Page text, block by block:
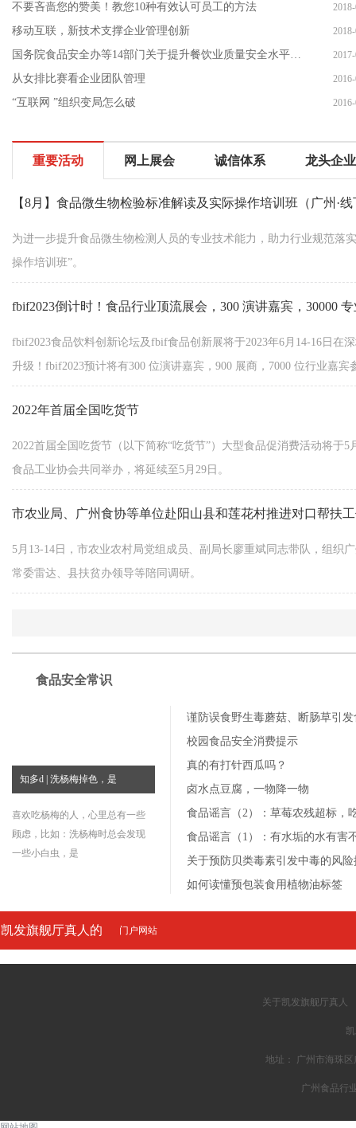
不要吝啬您的赞美！教您10种有效认可员工的方法
移动互联，新技术支撑企业管理创新
国务院食品安全办等14部门关于提升餐饮业质量安全水平的意见
从女排比赛看企业团队管理
“互联网 ”组织变局怎么破
重要活动 网上展会 诚信体系 龙头企业
【8月】食品微生物检验标准解读及实际操作培训班（广州·
为进一步提升食品微生物检测人员的专业技术能力，助力行业规范落
操作培训班”。
fbif2023倒计时！食品行业顶流展会，300 演讲嘉宾，30000
fbif2023食品饮料创新论坛及fbif食品创新展将于2023年6月14-16日
升级！fbif2023预计将有300 位演讲嘉宾，900 展商，7000 位行业嘉
2022年首届全国吃货节
2022首届全国吃货节（以下简称“吃货节”）大型食品促消费活动将
食品工业协会共同举办，将延续至5月29日。
市农业局、广州食协等单位赴阳山县和莲花村推进对口帮扶
5月13-14日，市农业农村局党组成员、副局长廖重斌同志带队，组
常委雷达、县扶贫办领导等陪同调研。
食品安全常识
知多d | 洗杨梅掉色，是
喜欢吃杨梅的人，心里总有一些
顾虑，比如：洗杨梅时总会发现
一些小白虫，是
谨防误食野生毒蘑菇、断肠草引
校园食品安全消费提示
真的有打针西瓜吗？
卤水点豆腐，一物降一物
食品谣言（2）：草莓农残超标，
食品谣言（1）：有水垢的水有害
关于预防贝类毒素引发中毒的风险
如何读懂预包装食用植物油标签
凯发旗舰厅真人的
友情链接
门户网站
关于凯发旗舰厅真人
地址： 广州市海珠
广州食品行